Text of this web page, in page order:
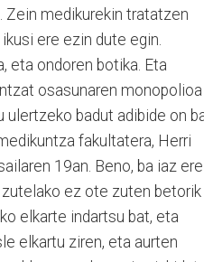
Zein medikurekin tratatzen
ere ezin dute egin.
eta ondoren botika. Eta
osasunaren monopolioa
ulertzeko badut adibide on
fakultatera, Herri
19an. Beno, ba iaz ere
zutelako ez ote zuten betorik
elkarte indartsu bat, eta
elkartu ziren, eta aurten